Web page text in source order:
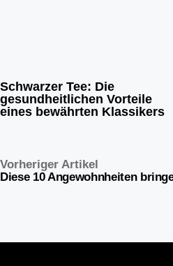
Schwarzer Tee: Die
gesundheitlichen Vorteile
eines bewährten Klassikers
Vorheriger Artikel